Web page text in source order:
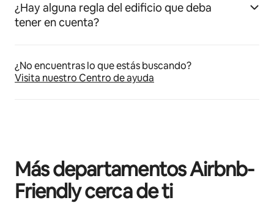
¿Hay alguna regla del edificio que deba
tener en cuenta?
¿No encuentras lo que estás buscando?
Visita nuestro Centro de ayuda
Más departamentos Airbnb-
Friendly cerca de ti